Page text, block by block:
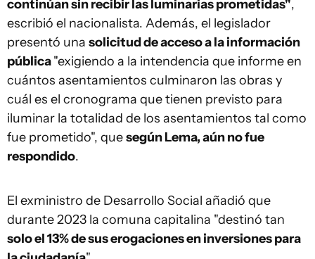
continúan sin recibir las luminarias prometidas",
escribió el nacionalista. Además, el legislador
presentó una solicitud de acceso a la información
pública"exigiendo a la intendencia que informe en
cuántos asentamientos culminaron las obras y
cuál es el cronograma que tienen previsto para
iluminar la totalidad de los asentamientos tal como
fue prometido", quesegún Lema, aún no fue
respondido.
El exministro de Desarrollo Social añadió que
durante 2023 la comuna capitalina "destinó tan
solo el 13% de sus erogaciones en inversiones para